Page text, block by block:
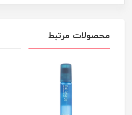
محصولات مرتبط